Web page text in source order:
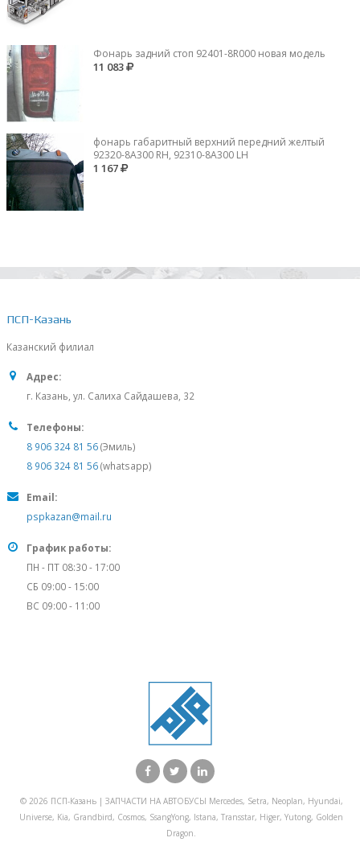
Фонарь задний стоп 92401-8R000 новая модель
11 083
фонарь габаритный верхний передний желтый
92320-8A300 RH, 92310-8А300 LH
1 167
ПСП-Казань
Казанский филиал
Адрес:
г. Казань, ул. Салиха Сайдашева, 32
Телефоны:
8 906 324 81 56(Эмиль)
8 906 324 81 56(whatsapp)
Email:
pspkazan@mail.ru
График работы:
ПН - ПТ 08:30 - 17:00
СБ 09:00 - 15:00
ВС 09:00 - 11:00
© 2026 ПСП-Казань | ЗАПЧАСТИ НА АВТОБУСЫ Mercedes, Setra, Neoplan, Hyundai,
Universe, Kia, Grandbird, Cosmos, SsangYong, Istana, Transstar, Higer, Yutong, Golden
Dragon.